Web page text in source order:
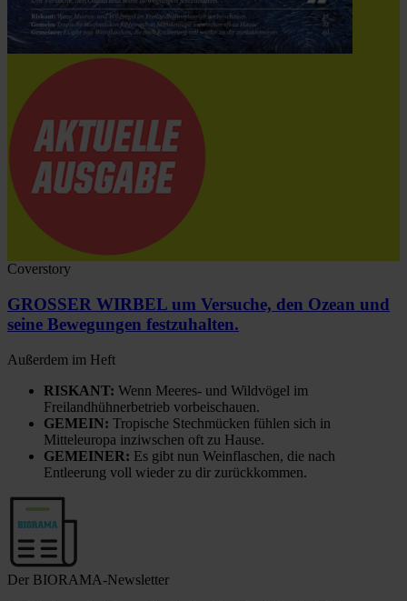
Coverstory
GROSSER WIRBEL um Versuche, den Ozean und
seine Bewegungen festzuhalten.
Außerdem im Heft
RISKANT: Wenn Meeres- und Wildvögel im
Freilandhühnerbetrieb vorbeischauen.
GEMEIN: Tropische Stechmücken fühlen sich in
Mitteleuropa inziwschen oft zu Hause.
GEMEINER: Es gibt nun Weinflaschen, die nach
Entleerung voll wieder zu dir zurückkommen.
Der BIORAMA-Newsletter